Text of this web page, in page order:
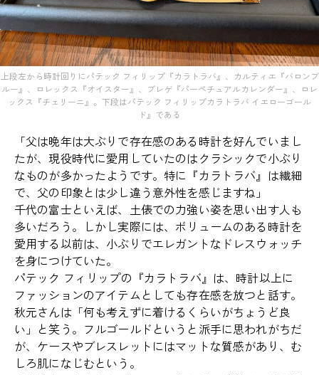
上段左から時計回りにパテック フィリップ『カラトラバ』、カルティエ『バロンブ
ルー』、ロレックス『オイスター』、ブレゲ『パーペチュアルカレンダー』、ロレ
ックス『チェリーニ』。下段はパテック フィリップカラトラバ イエローゴール
ド』である
「父は晩年は大ぶりで存在感のある時計を好んでいまし
たが、現役時代に愛用していたのはクラシックで小ぶり
なものが多かったようです。特に『カラトラバ』は繊細
で、父の印象とは少し違う意外性を感じますね」
千代の富士といえば、土俵での力強い姿を思い出す人も
多いだろう。しかし実際には、ボリュームのある時計を
愛用する以前は、小ぶりでエレガントなドレスウォッチ
を身につけていた。
パテック フィリップの『カラトラバ』は、時計以上に
ファッションのアイテムとしても存在感を放つと話す。
秋元さんは「何も考えずに着けるくらいがちょうど良
い」と笑う。フルゴールドというと派手に思われがちだ
が、ケースやブレスレットにはマットな質感があり、む
しろ肌になじむという。